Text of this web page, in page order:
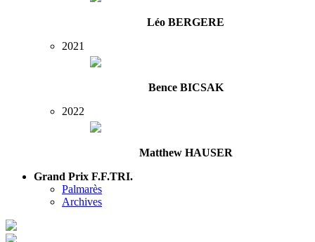
Léo BERGERE
2021
Bence BICSAK
2022
Matthew HAUSER
Grand Prix F.F.TRI.
Palmarès
Archives